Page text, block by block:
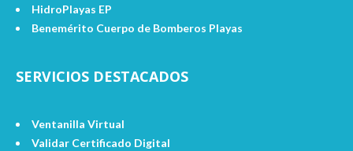
HidroPlayas EP
Benemérito Cuerpo de Bomberos Playas
SERVICIOS DESTACADOS
Ventanilla Virtual
Validar Certificado Digital